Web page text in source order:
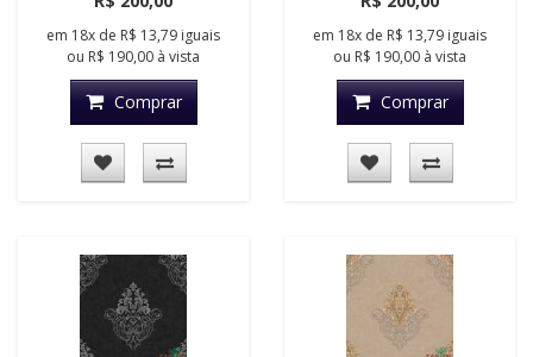
em 18x de R$ 13,79 iguais
ou R$ 190,00 à vista
Comprar
em 18x de R$ 13,79 iguais
ou R$ 190,00 à vista
Comprar